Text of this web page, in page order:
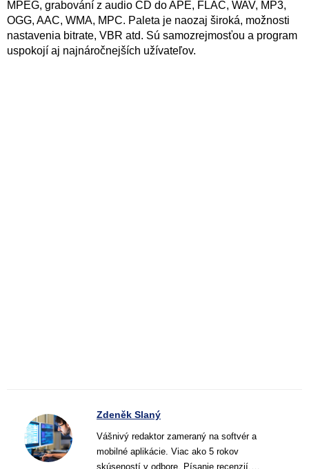
MPEG, grabování z audio CD do APE, FLAC, WAV, MP3,
OGG, AAC, WMA, MPC. Paleta je naozaj široká, možnosti
nastavenia bitrate, VBR atd. Sú samozrejmosťou a program
uspokojí aj najnáročnejších užívateľov.
Zdeněk Slaný
Vášnivý redaktor zameraný na softvér a
mobilné aplikácie. Viac ako 5 rokov
skúseností v odbore. Písanie recenzií,